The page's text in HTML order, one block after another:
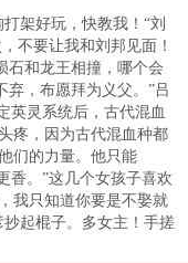
架好玩，快教我！“刘
不要让我和刘邦见面！
石和龙王相撞，哪个会
弃，布愿拜为义父。”吕
英灵系统后，古代混血
疼，因为古代混血种都
们的力量。他只能
香。”这几个女孩子喜欢
我只知道你要是不娶就
起棍子。多女主！手搓